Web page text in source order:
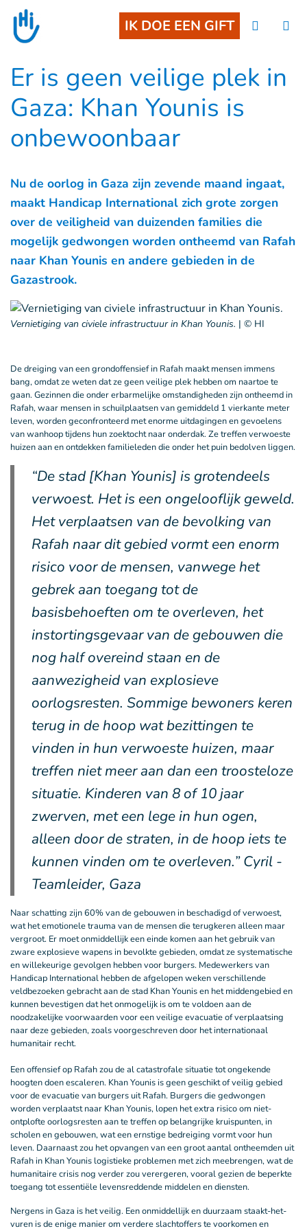
Goto main content
IK DOE EEN GIFT
Er is geen veilige plek in
Gaza: Khan Younis is
onbewoonbaar
Nu de oorlog in Gaza zijn zevende maand ingaat,
maakt Handicap International zich grote zorgen
over de veiligheid van duizenden families die
mogelijk gedwongen worden ontheemd van Rafah
naar Khan Younis en andere gebieden in de
Gazastrook.
Vernietiging van civiele infrastructuur in Khan Younis. | © HI
De dreiging van een grondoffensief in Rafah maakt mensen immens
bang, omdat ze weten dat ze geen veilige plek hebben om naartoe te
gaan. Gezinnen die onder erbarmelijke omstandigheden zijn ontheemd in
Rafah, waar mensen in schuilplaatsen van gemiddeld 1 vierkante meter
leven, worden geconfronteerd met enorme uitdagingen en gevoelens
van wanhoop tijdens hun zoektocht naar onderdak. Ze treffen verwoeste
huizen aan en ontdekken familieleden die onder het puin bedolven liggen.
“De stad [Khan Younis] is grotendeels
verwoest. Het is een ongelooflijk geweld.
Het verplaatsen van de bevolking van
Rafah naar dit gebied vormt een enorm
risico voor de mensen, vanwege het
gebrek aan toegang tot de
basisbehoeften om te overleven, het
instortingsgevaar van de gebouwen die
nog half overeind staan en de
aanwezigheid van explosieve
oorlogsresten. Sommige bewoners keren
terug in de hoop wat bezittingen te
vinden in hun verwoeste huizen, maar
treffen niet meer aan dan een troosteloze
situatie. Kinderen van 8 of 10 jaar
zwerven, met een lege in hun ogen,
alleen door de straten, in de hoop iets te
kunnen vinden om te overleven.” Cyril -
Teamleider, Gaza
Naar schatting zijn 60% van de gebouwen in beschadigd of verwoest,
wat het emotionele trauma van de mensen die terugkeren alleen maar
vergroot. Er moet onmiddellijk een einde komen aan het gebruik van
zware explosieve wapens in bevolkte gebieden, omdat ze systematische
en willekeurige gevolgen hebben voor burgers. Medewerkers van
Handicap International hebben de afgelopen weken verschillende
veldbezoeken gebracht aan de stad Khan Younis en het middengebied en
kunnen bevestigen dat het onmogelijk is om te voldoen aan de
noodzakelijke voorwaarden voor een veilige evacuatie of verplaatsing
naar deze gebieden, zoals voorgeschreven door het internationaal
humanitair recht.
Een offensief op Rafah zou de al catastrofale situatie tot ongekende
hoogten doen escaleren. Khan Younis is geen geschikt of veilig gebied
voor de evacuatie van burgers uit Rafah. Burgers die gedwongen
worden verplaatst naar Khan Younis, lopen het extra risico om niet-
ontplofte oorlogsresten aan te treffen op belangrijke kruispunten, in
scholen en gebouwen, wat een ernstige bedreiging vormt voor hun
leven. Daarnaast zou het opvangen van een groot aantal ontheemden uit
Rafah in Khan Younis logistieke problemen met zich meebrengen, wat de
humanitaire crisis nog verder zou verergeren, vooral gezien de beperkte
toegang tot essentiële levensreddende middelen en diensten.
Nergens in Gaza is het veilig. Een onmiddellijk en duurzaam staakt-het-
vuren is de enige manier om verdere slachtoffers te voorkomen en